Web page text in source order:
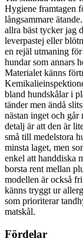
Hygiene framtagen
långsammare
allra bäst tycker jag
leverpastej eller
en rejäl utmaning
hundar som annars
Materialet känns
bland hundskålar i
tänder men ändå
nästan inget och går
detalj är att den är
små till medelstora
minsta laget, men
enkel att handdiska
borsta rent mellan
modellen är också
känns tryggt ur
som prioriterar
matskål.
Fördelar